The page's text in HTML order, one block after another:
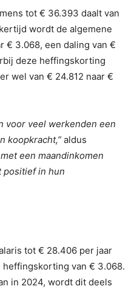
tot € 36.393 daalt van
wordt de algemene
€ 3.068, een daling van €
deze heffingskorting
wel van € 24.812 naar €
voor veel werkenden een
koopkracht,” aldus
een maandinkomen
positief in hun
tot € 28.406 per jaar
van € 3.068.
in 2024, wordt dit deels